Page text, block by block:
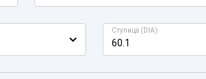
Ступица (DIA)
60.1